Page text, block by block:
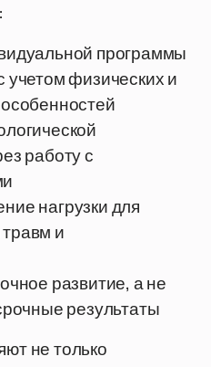
программы
учетом физических и
работу с
нагрузки для
и
развитие, а не
результаты
не только